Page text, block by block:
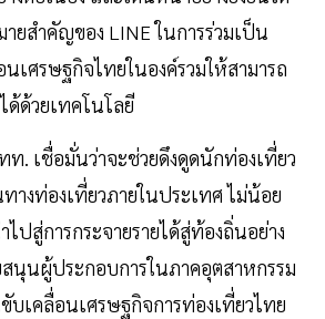
ยสำคัญของ LINE ในการร่วมเป็น
เศรษฐกิจไทยในองค์รวมให้สามารถ
ด้ด้วยเทคโนโลยี
ท. เชื่อมั่นว่าจะช่วยดึงดูดนักท่องเที่ยว
างท่องเที่ยวภายในประเทศ ไม่น้อย
ไปสู่การกระจายรายได้สู่ท้องถิ่นอย่าง
นุนผู้ประกอบการในภาคอุตสาหกรรม
บเคลื่อนเศรษฐกิจการท่องเที่ยวไทย